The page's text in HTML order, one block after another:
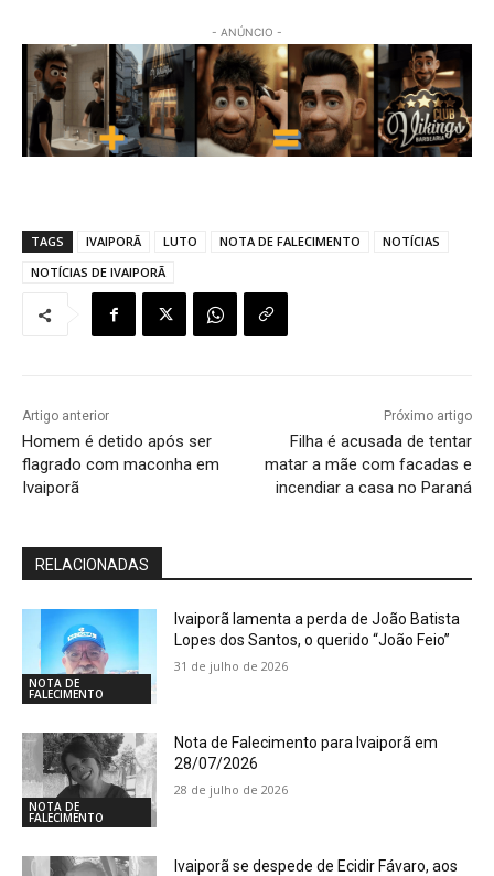
- ANÚNCIO -
TAGS IVAIPORÃ LUTO NOTA DE FALECIMENTO
NOTÍCIAS
NOTÍCIAS DE IVAIPORÃ
Artigo anterior
Homem é detido após ser
flagrado com maconha em
Ivaiporã
Próximo artigo
Filha é acusada de tentar
matar a mãe com facadas e
incendiar a casa no Paraná
RELACIONADAS
NOTA DE
FALECIMENTO
Ivaiporã lamenta a perda de João Batista
Lopes dos Santos, o querido “João Feio”
31 de julho de 2026
NOTA DE
FALECIMENTO
Nota de Falecimento para Ivaiporã em
28/07/2026
28 de julho de 2026
Ivaiporã se despede de Ecidir Fávaro, aos